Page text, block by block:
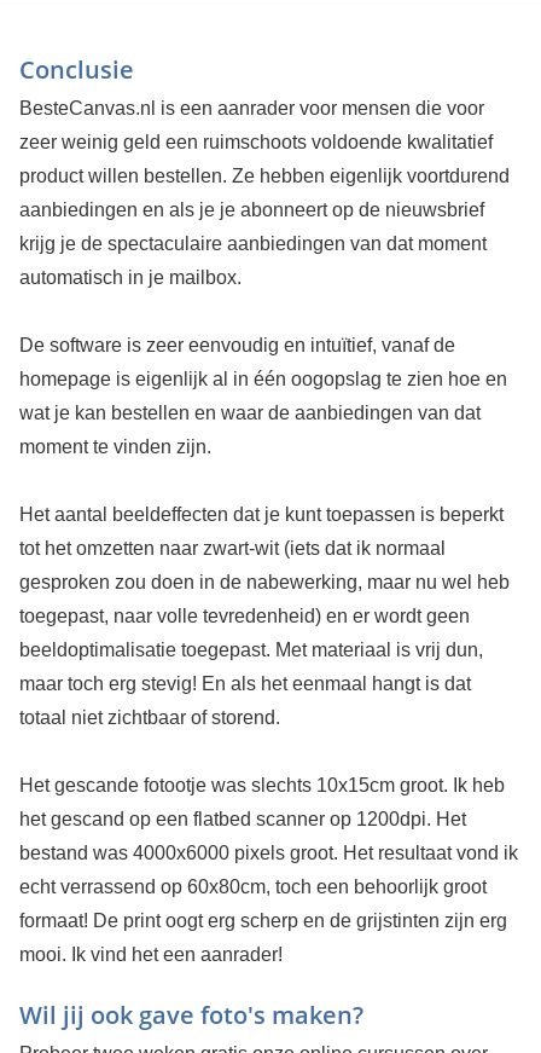
Conclusie
BesteCanvas.nl is een aanrader voor mensen die voor
zeer weinig geld een ruimschoots voldoende kwalitatief
product willen bestellen. Ze hebben eigenlijk voortdurend
aanbiedingen en als je je abonneert op de nieuwsbrief
krijg je de spectaculaire aanbiedingen van dat moment
automatisch in je mailbox.
De software is zeer eenvoudig en intuïtief, vanaf de
homepage is eigenlijk al in één oogopslag te zien hoe en
wat je kan bestellen en waar de aanbiedingen van dat
moment te vinden zijn.
Het aantal beeldeffecten dat je kunt toepassen is beperkt
tot het omzetten naar zwart-wit (iets dat ik normaal
gesproken zou doen in de nabewerking, maar nu wel heb
toegepast, naar volle tevredenheid) en er wordt geen
beeldoptimalisatie toegepast. Met materiaal is vrij dun,
maar toch erg stevig! En als het eenmaal hangt is dat
totaal niet zichtbaar of storend.
Het gescande fotootje was slechts 10x15cm groot. Ik heb
het gescand op een flatbed scanner op 1200dpi. Het
bestand was 4000x6000 pixels groot. Het resultaat vond ik
echt verrassend op 60x80cm, toch een behoorlijk groot
formaat! De print oogt erg scherp en de grijstinten zijn erg
mooi. Ik vind het een aanrader!
Wil jij ook gave foto's maken?